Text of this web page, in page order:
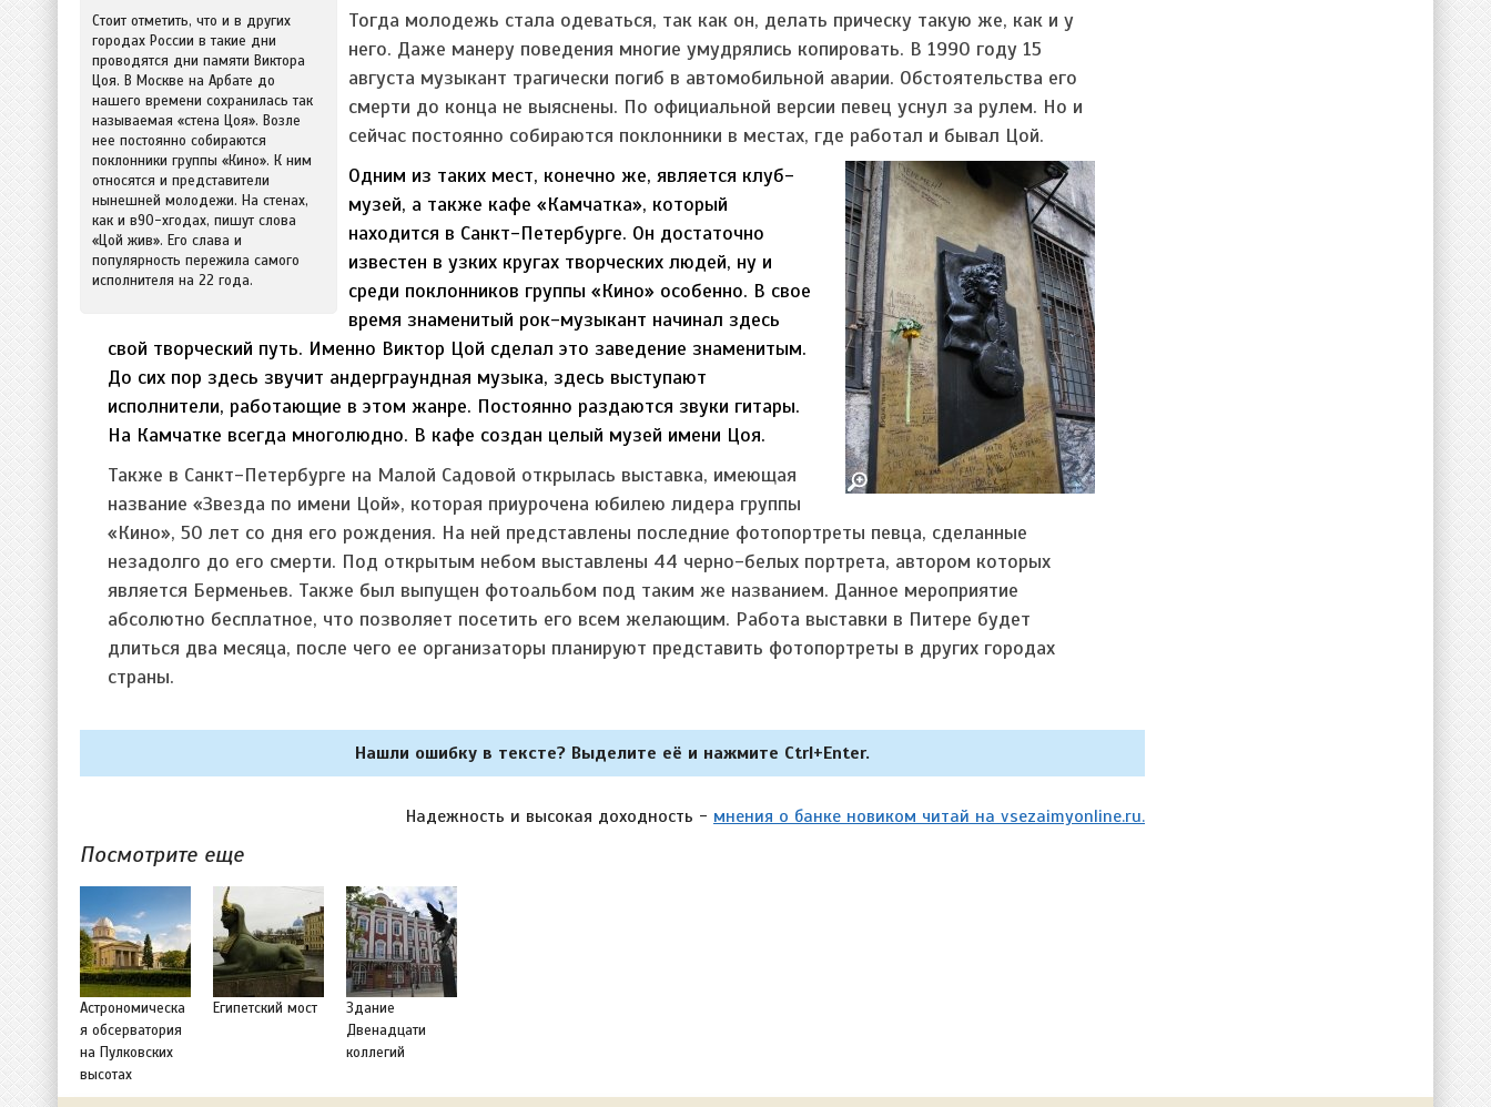
Стоит отметить, что и в других
городах России в такие дни
проводятся дни памяти Виктора
Цоя. В Москве на Арбате до
нашего времени сохранилась так
называемая «стена Цоя». Возле
нее постоянно собираются
поклонники группы «Кино». К ним
относятся и представители
нынешней молодежи. На стенах,
как и в90-хгодах, пишут слова
«Цой жив». Его слава и
популярность пережила самого
исполнителя на 22 года.
Тогда молодежь стала одеваться, так как он, делать прическу такую же, как и у
него. Даже манеру поведения многие умудрялись копировать. В 1990 году 15
августа музыкант трагически погиб в автомобильной аварии. Обстоятельства его
смерти до конца не выяснены. По официальной версии певец уснул за рулем. Но и
сейчас постоянно собираются поклонники в местах, где работал и бывал Цой.
Одним из таких мест, конечно же, является клуб-
музей, а также кафе «Камчатка», который
находится в Санкт-Петербурге. Он достаточно
известен в узких кругах творческих людей, ну и
среди поклонников группы «Кино» особенно. В свое
время знаменитый рок-музыкант начинал здесь
свой творческий путь. Именно Виктор Цой сделал это заведение знаменитым.
До сих пор здесь звучит андерграундная музыка, здесь выступают
исполнители, работающие в этом жанре. Постоянно раздаются звуки гитары.
На Камчатке всегда многолюдно. В кафе создан целый музей имени Цоя.
Также в Санкт-Петербурге на Малой Садовой открылась выставка, имеющая
название «Звезда по имени Цой», которая приурочена юбилею лидера группы
«Кино», 50 лет со дня его рождения. На ней представлены последние фотопортреты певца, сделанные
незадолго до его смерти. Под открытым небом выставлены 44 черно-белых портрета, автором которых
является Берменьев. Также был выпущен фотоальбом под таким же названием. Данное мероприятие
абсолютно бесплатное, что позволяет посетить его всем желающим. Работа выставки в Питере будет
длиться два месяца, после чего ее организаторы планируют представить фотопортреты в других городах
страны.
Нашли ошибку в тексте? Выделите её и нажмите Ctrl+Enter.
Надежность и высокая доходность - мнения о банке новиком читай на vsezaimyonline.ru.
Посмотрите еще
Астрономическа
я обсерватория
на Пулковских
высотах
Египетский мост
Здание
Двенадцати
коллегий